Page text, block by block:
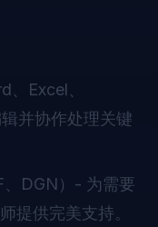
、Excel、
并协作处理关键
、DGN）- 为需要
提供完美支持。